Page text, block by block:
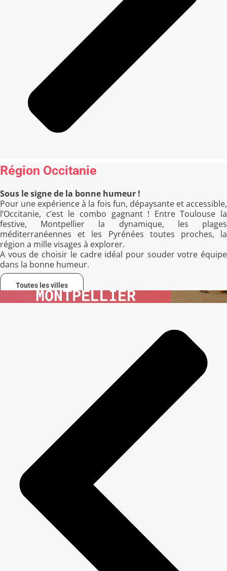
Région Occitanie
Sous le signe de la bonne humeur !
Pour une expérience à la fois fun, dépaysante et accessible,
l’Occitanie, c’est le combo gagnant ! Entre Toulouse la
festive, Montpellier la dynamique, les plages
méditerranéennes et les Pyrénées toutes proches, la
région a mille visages à explorer.
A vous de choisir le cadre idéal pour souder votre équipe
dans la bonne humeur.
Toutes les villes
MONTPELLIER